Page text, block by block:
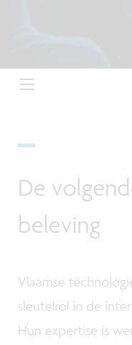
De
beleving
Vlaamse
sleutelrol in de
Hun expertise is